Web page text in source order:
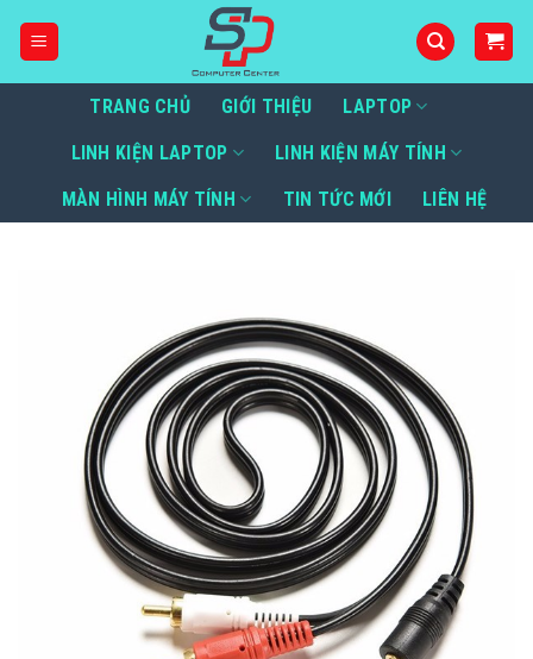
TRANG CHỦ GIỚI THIỆU LAPTOP
LINH KIỆN LAPTOP LINH KIỆN MÁY TÍNH
MÀN HÌNH MÁY TÍNH TIN TỨC MỚI LIÊN HỆ